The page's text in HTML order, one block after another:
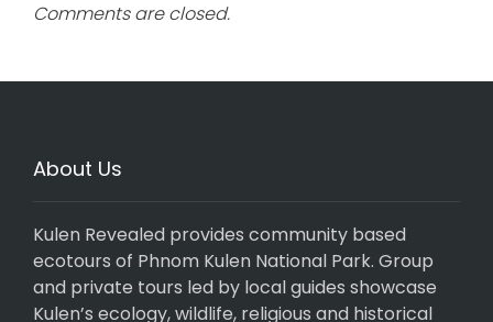
Comments are closed.
About Us
Kulen Revealed provides community based
ecotours of Phnom Kulen National Park. Group
and private tours led by local guides showcase
Kulen’s ecology, wildlife, religious and historical